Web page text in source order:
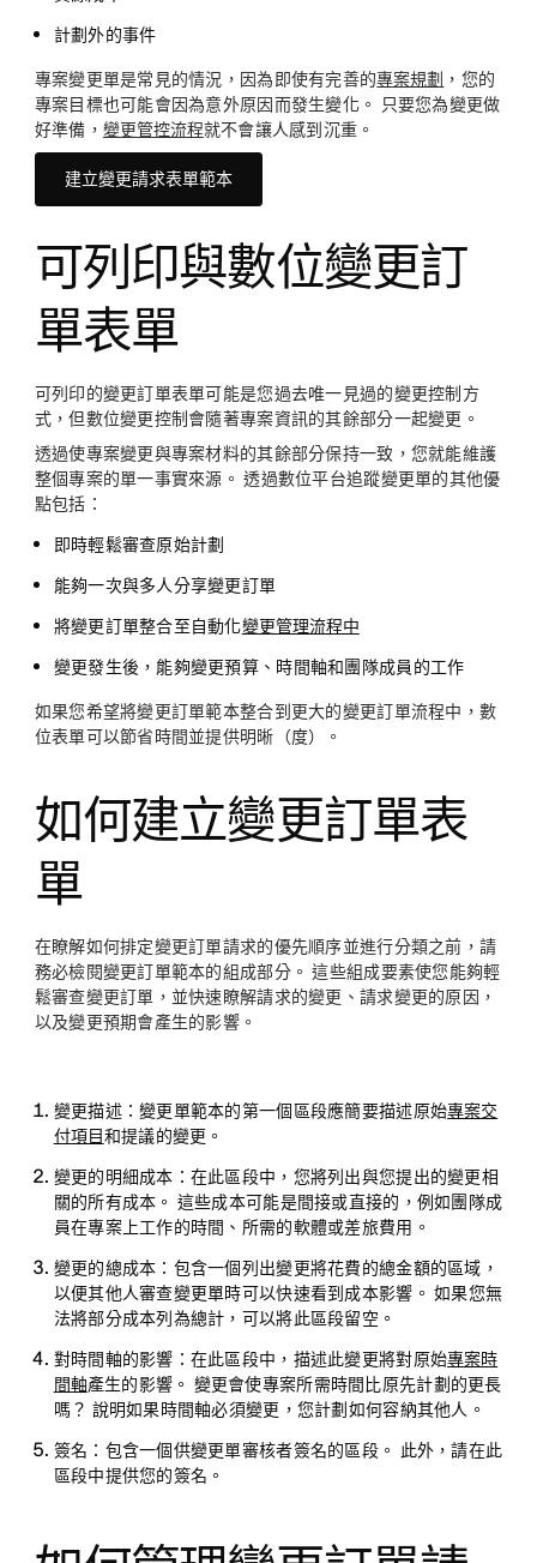
計劃外的事件
專案變更單是常見的情況，因為即使有完善的專案規劃 ，您的
專案目標也可能會因為意外原因而發生變化。 只要您為變更做
好準備， 變更管控流程就不會讓人感到沉重。
建立變更請求表單範本
可列印與數位變更訂
單表單
可列印的變更訂單表單可能是您過去唯一見過的變更控制方
式，但數位變更控制會隨著專案資訊的其餘部分一起變更。
透過使專案變更與專案材料的其餘部分保持一致，您就能維護
整個專案的單一事實來源。 透過數位平台追蹤變更單的其他優
點包括：
即時輕鬆審查原始計劃
能夠一次與多人分享變更訂單
將變更訂單整合至自動化變更管理流程中
變更發生後，能夠變更預算、時間軸和團隊成員的工作
如果您希望將變更訂單範本整合到更大的變更訂單流程中，數
位表單可以節省時間並提供明晰（度）。
如何建立變更訂單表
單
在瞭解如何排定變更訂單請求的優先順序並進行分類之前，請
務必檢閱變更訂單範本的組成部分。 這些組成要素使您能夠輕
鬆審查變更訂單，並快速瞭解請求的變更、請求變更的原因，
以及變更預期會產生的影響。
變更描述：變更單範本的第一個區段應簡要描述原始專案交
付項目和提議的變更。
變更的明細成本： 在此區段中，您將列出與您提出的變更相
關的所有成本。 這些成本可能是間接或直接的，例如團隊成
員在專案上工作的時間、所需的軟體或差旅費用。
變更的總成本： 包含一個列出變更將花費的總金額的區域，
以便其他人審查變更單時可以快速看到成本影響。 如果您無
法將部分成本列為總計，可以將此區段留空。
對時間軸的影響： 在此區段中，描述此變更將對原始專案時
間軸產生的影響。 變更會使專案所需時間比原先計劃的更長
嗎？ 說明如果時間軸必須變更，您計劃如何容納其他人。
簽名： 包含一個供變更單審核者簽名的區段。 此外，請在此
區段中提供您的簽名。